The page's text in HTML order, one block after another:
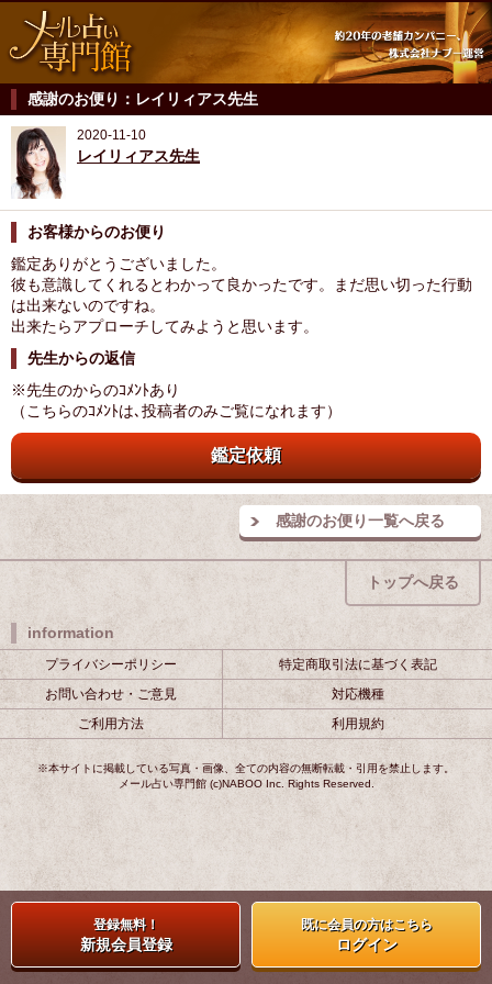
感謝のお便り：レイリィアス先生
2020-11-10
レイリィアス先生
お客様からのお便り
鑑定ありがとうございました。
彼も意識してくれるとわかって良かったです。まだ思い切った行動
は出来ないのですね。
出来たらアプローチしてみようと思います。
先生からの返信
※先生のからのｺﾒﾝﾄあり
（こちらのｺﾒﾝﾄは､投稿者のみご覧になれます）
鑑定依頼
感謝のお便り一覧へ戻る
トップへ戻る
information
プライバシーポリシー
特定商取引法に基づく表記
お問い合わせ・ご意見
対応機種
ご利用方法
利用規約
※本サイトに掲載している写真・画像、全ての内容の無断転載・引用を禁止します。
メール占い専門館 (c)NABOO Inc. Rights Reserved.
登録無料！
新規会員登録
既に会員の方はこちら
ログイン